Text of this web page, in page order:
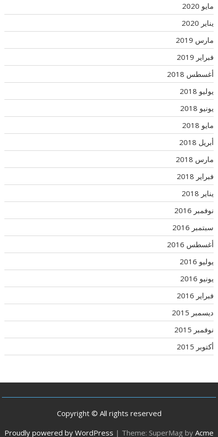
مايو 2020
يناير 2020
مارس 2019
فبراير 2019
أغسطس 2018
يوليو 2018
يونيو 2018
مايو 2018
أبريل 2018
مارس 2018
فبراير 2018
يناير 2018
نوفمبر 2016
سبتمبر 2016
أغسطس 2016
يوليو 2016
يونيو 2016
فبراير 2016
ديسمبر 2015
نوفمبر 2015
أكتوبر 2015
Copyright © All rights reserved
Proudly powered by WordPress | Theme: SuperMag by Acme